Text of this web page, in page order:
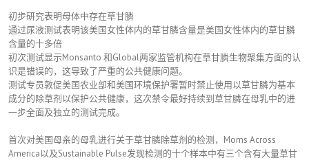
初步研究表明母体中存在草甘膦
通过尿液测试表明该美国女性体内的草甘膦含量是美国女性体内的草甘膦
含量的十多倍
初次测试显示Monsanto 和Global两家监管机构在草甘膦生物聚集方面的认
识是错误的，这导致了严重的公共健康问题。
测试专员敦促美国农业部和美国环境保护署暂时禁止使用以草甘膦为基本
成分的除草剂以保护公共健康，这次禁令最好持续到草甘膦在母乳中的进
一步全面及独立的测试完成。
首次对美国母亲的母乳进行关于草甘膦除草剂的检测，Moms Across
America以及Sustainable Pulse发现检测的十个样本中有三个含有大量草甘